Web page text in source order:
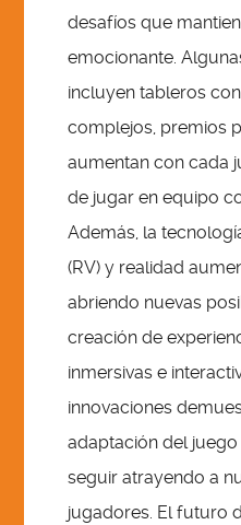
desafíos que
emocionante.
incluyen tableros
complejos, premios
aumentan con cada
de jugar en equipo
Además, la
(RV) y realidad
abriendo nuevas
creación de
inmersivas e
innovaciones
adaptación del
seguir atrayendo a
jugadores. El futuro